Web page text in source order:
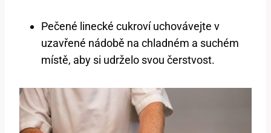
Pečené linecké cukroví uchovávejte v
uzavřené nádobě na chladném a suchém
místě, aby si udrželo svou čerstvost.